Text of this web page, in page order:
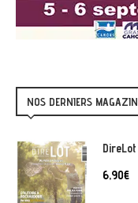
NOS DERNIERS
6,90€